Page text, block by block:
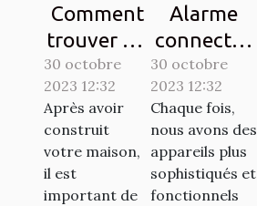
Comment
trouver un
interphone
d’une
bonne
qualité ?
30 octobre
2023 12:32
Après avoir
construit
votre maison,
il est
important de
Alarme
connectée
: comment
ça
marche ?
30 octobre
2023 12:32
Chaque fois,
nous avons des
appareils plus
sophistiqués et
fonctionnels